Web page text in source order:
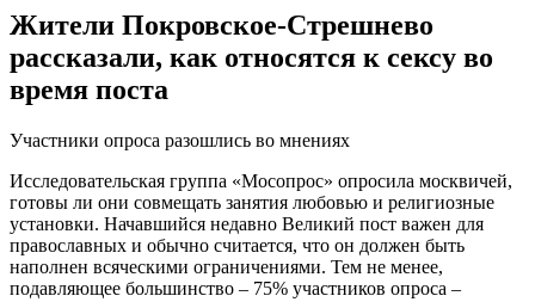
Жители Покровское-Стрешнево
рассказали, как относятся к сексу во
время поста
Участники опроса разошлись во мнениях
Исследовательская группа «Мосопрос» опросила москвичей,
готовы ли они совмещать занятия любовью и религиозные
установки. Начавшийся недавно Великий пост важен для
православных и обычно считается, что он должен быть
наполнен всяческими ограничениями. Тем не менее,
подавляющее большинство – 75% участников опроса –